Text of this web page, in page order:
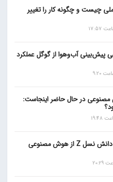
چیست و چگونه کار را تغییر
آب‌و‌هوا از گوگل عملکرد
در حال حاضر اینجاست:
تقریباً تمام کارکنان دانش نسل Z از هوش مصنوعی